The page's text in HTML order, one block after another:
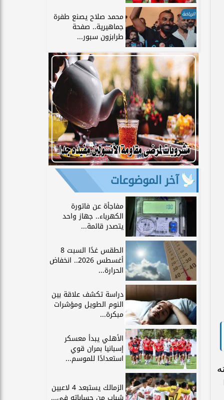
الرياضة محمد صلاح يصنع طفرة
جماهيرية.. صفحة
طرابزون سبور...
آخر الموضوعات
مفاجأة عن فاتورة
الكهرباء.. جهاز واحد
يتصدر قائمة...
الطقس غدًا السبت 8
أغسطس 2026.. انخفاض
الحرارة...
دراسة تكشف علاقة بين
النوم الطويل ومؤشرات
مبكرة...
الأهلي يبدأ معسكر
إسبانيا بمران قوي
استعدادًا للموسم...
الزمالك يستبعد 4 لاعبين